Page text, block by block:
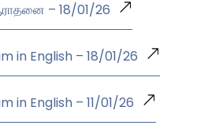
– 18/01/26
in English – 18/01/26
in English – 11/01/26